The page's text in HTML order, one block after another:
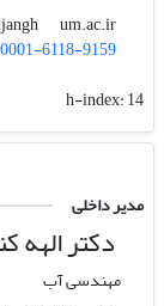
bijangh
um.ac.ir
6118-9159
h-index:14
مدیر داخلی
دکتر الهه
مهندسی آب